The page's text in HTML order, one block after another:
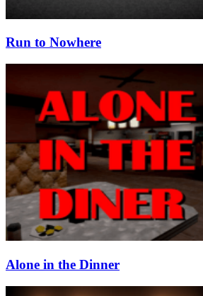
Run to Nowhere
Alone in the Dinner